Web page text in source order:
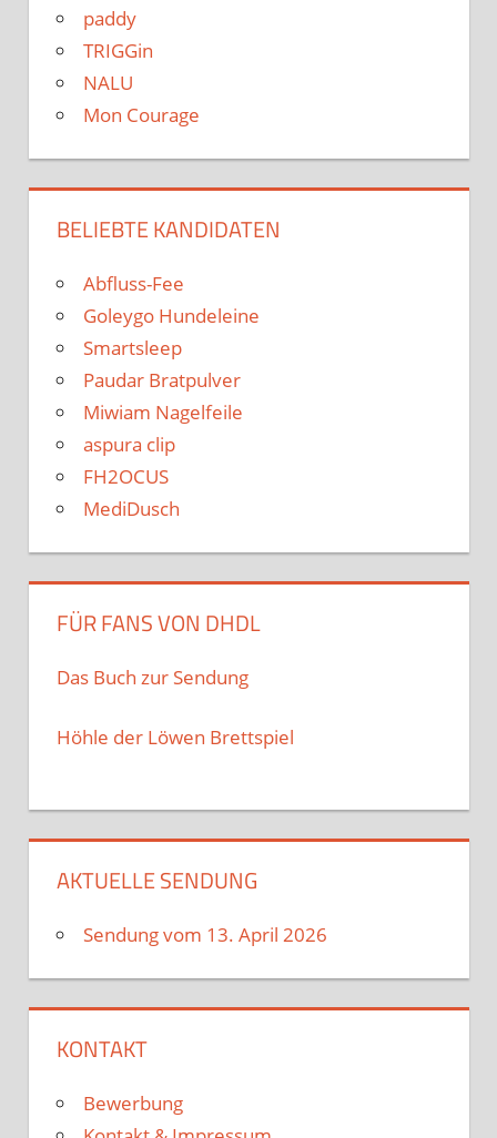
paddy
TRIGGin
NALU
Mon Courage
BELIEBTE KANDIDATEN
Abfluss-Fee
Goleygo Hundeleine
Smartsleep
Paudar Bratpulver
Miwiam Nagelfeile
aspura clip
FH2OCUS
MediDusch
FÜR FANS VON DHDL
Das Buch zur Sendung
Höhle der Löwen Brettspiel
AKTUELLE SENDUNG
Sendung vom 13. April 2026
KONTAKT
Bewerbung